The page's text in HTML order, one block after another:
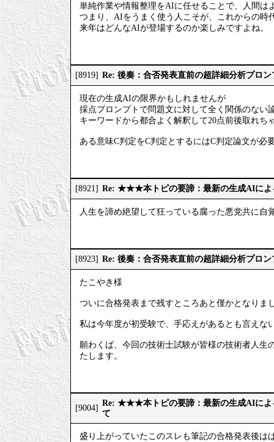
単純作業や情報整理をAIに任せることで、人間は
つまり、AIをうまく使う人こそが、これからの時
来年はどんなAIが登場するのか楽しみですよね。
[8919] Re: 後奏：合否発表直前の超詳細分析プロ
現在の生成AIの限界かもしれませんが
採点プロンプトで問題文に対して全く関係のない
キーワードから都合よく解釈して20点前後取れち
ある意味C判定をC判定とするにはC判定論文が必
[8921] Re: ★★★本トピの要諦：最新の生成AIによ
人生を諦め絶望して狂っている腐った悪党共に自
[8923] Re: 後奏：合否発表直前の超詳細分析プロ
たこやき様
ついに合格発表まで残すところあと僅かとなりま
私は今年度が初受験で、手応えがあるとも言えな
願わくば、今回の技術士試験が皆様の技術者人生
たします。
[9004]
Re: ★★★本トピの要諦：最新の生成AIによ
て
盛り上がっていたこのスレも筆記の合格発表後